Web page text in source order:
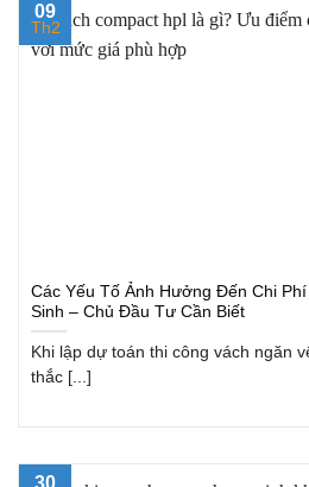
Các Yếu Tố Ảnh Hưởng Đến Chi
Sinh – Chủ Đầu Tư Cần Biết
Khi lập dự toán thi công vách ngăn
thắc [...]
09
Th2
30